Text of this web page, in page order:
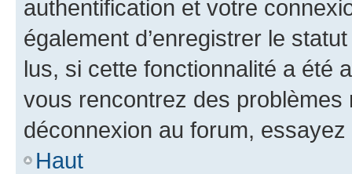
authentification et votre
également d’enregistrer le
lus, si cette fonctionnalité a été
vous rencontrez des
déconnexion au forum,
Haut